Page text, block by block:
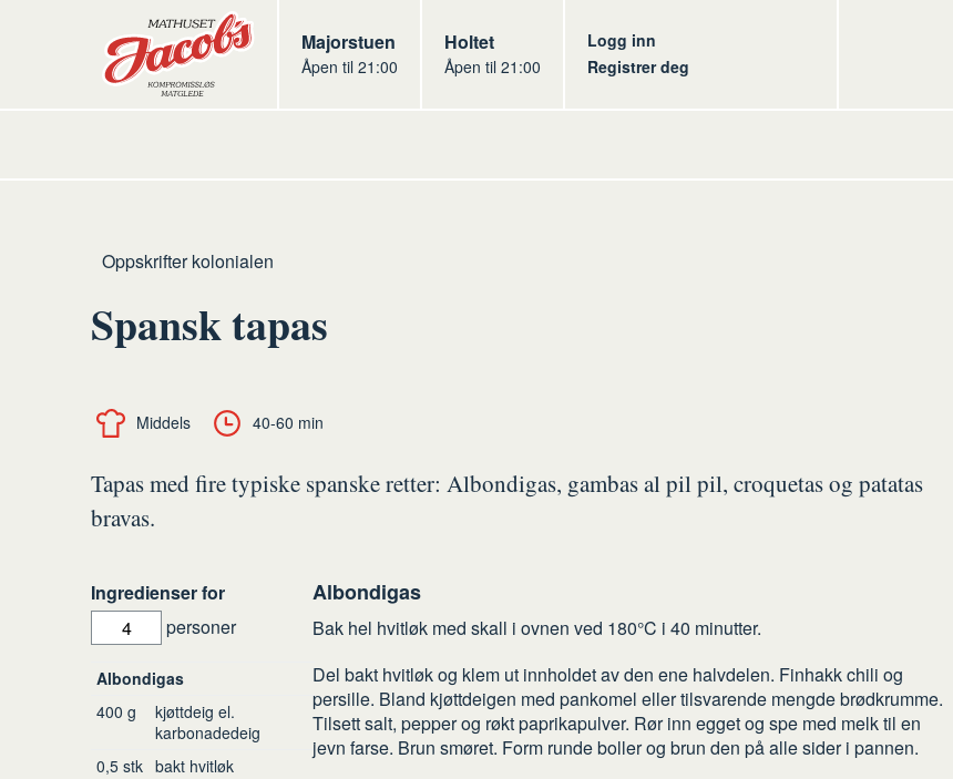
Butikker Jacobs
Majorstuen
Åpen til 21:00
Jacobs
Holtet
Åpen til 21:00
Logg inn
Registrer deg
Hjem
Kolonialen
Oppskrifter kolonialen
Spansk tapas
Middels 40-60 min
Tapas med fire typiske spanske retter: Albondigas, gambas al pil pil, croquetas og patatas
bravas.
Ingredienser for
personer
Ingredienser
Albondigas
400 g
kjøttdeig el.
karbonadedeig
0,5 stk bakt hvitløk
Slik
gjør
Albondigas
Bak hel hvitløk med skall i ovnen ved 180°C i 40 minutter.
Del bakt hvitløk og klem ut innholdet av den ene halvdelen. Finhakk chili og
persille. Bland kjøttdeigen med pankomel eller tilsvarende mengde brødkrumme.
Tilsett salt, pepper og røkt paprikapulver. Rør inn egget og spe med melk til en
jevn farse. Brun smøret. Form runde boller og brun den på alle sider i pannen.